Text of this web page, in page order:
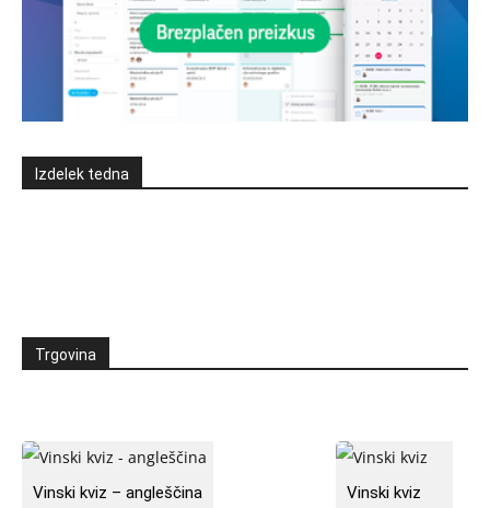
Izdelek tedna
Trgovina
Vinski kviz – angleščina Vinski kviz